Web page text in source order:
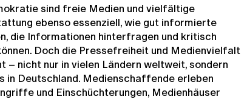
sind freie Medien und vielfältige
ebenso essenziell, wie gut informierte
die Informationen hinterfragen und kritisch
Doch die Pressefreiheit und Medienvielfalt
– nicht nur in vielen Ländern weltweit, sondern
in Deutschland. Medienschaffende erleben
und Einschüchterungen, Medienhäuser